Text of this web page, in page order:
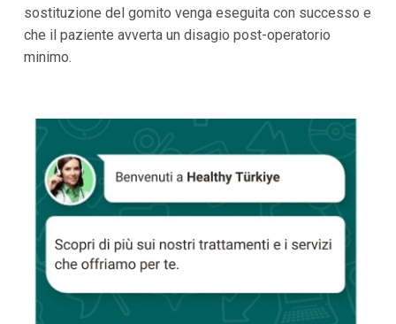
sostituzione del gomito venga eseguita con successo e
che il paziente avverta un disagio post-operatorio
minimo.